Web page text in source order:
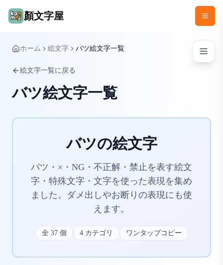
顏文字屋
ホーム 絵文字 バツ絵文字一覧
絵文字一覧に戻る
バツ絵文字一覧
バツの絵文字
バツ・×・NG・不正解・禁止を表す絵文
字・特殊文字・文字を使った表現を集め
ました。ダメ出しやお断りの表現にも使
えます。
全 37個 4カテゴリ ワンタップコピー